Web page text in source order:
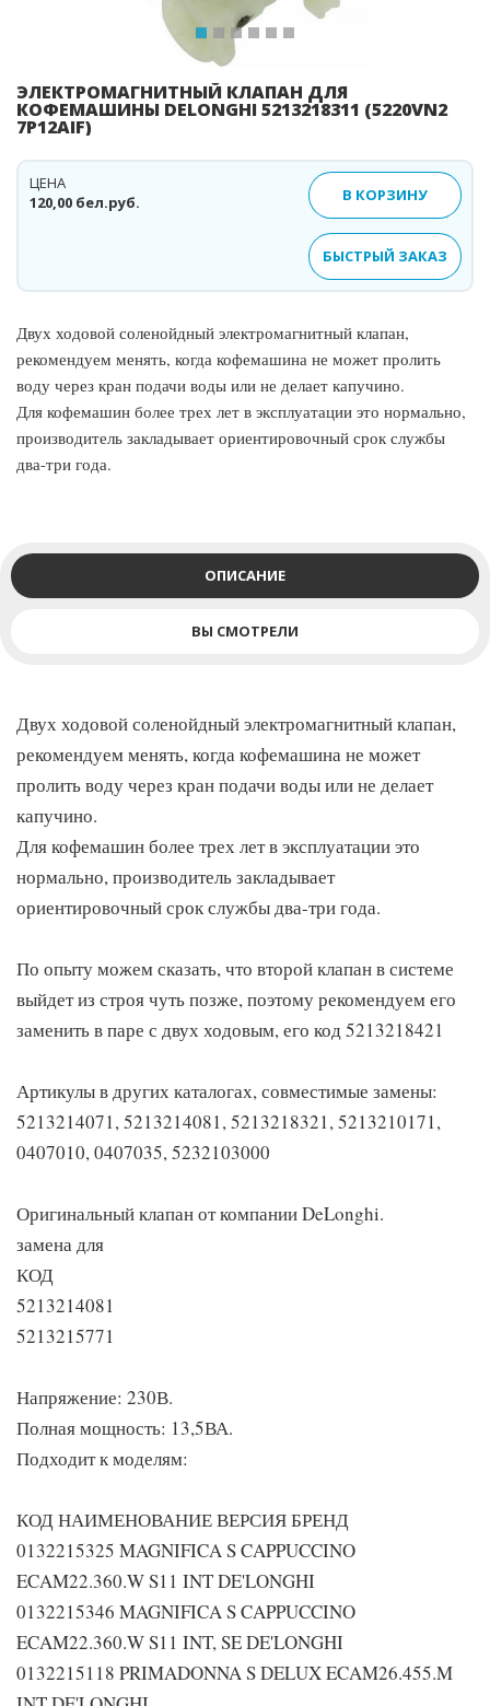
ЭЛЕКТРОМАГНИТНЫЙ КЛАПАН ДЛЯ
КОФЕМАШИНЫ DELONGHI 5213218311 (5220VN2
7P12AIF)
120,00 бел.руб.
ЦЕНА
В КОРЗИНУ
БЫСТРЫЙ ЗАКАЗ
Двух ходовой соленойдный электромагнитный клапан,
рекомендуем менять, когда кофемашина не может пролить
воду через кран подачи воды или не делает капучино.
Для кофемашин более трех лет в эксплуатации это нормально,
производитель закладывает ориентировочный срок службы
два-три года.
ОПИСАНИЕ
ВЫ СМОТРЕЛИ
Двух ходовой соленойдный электромагнитный клапан,
рекомендуем менять, когда кофемашина не может
пролить воду через кран подачи воды или не делает
капучино.
Для кофемашин более трех лет в эксплуатации это
нормально, производитель закладывает
ориентировочный срок службы два-три года.
По опыту можем сказать, что второй клапан в системе
выйдет из строя чуть позже, поэтому рекомендуем его
заменить в паре с двух ходовым, его код 5213218421
Артикулы в других каталогах, совместимые замены:
5213214071, 5213214081, 5213218321, 5213210171,
0407010, 0407035, 5232103000
Оригинальный клапан от компании DeLonghi.
замена для
КОД
5213214081
5213215771
Напряжение: 230В.
Полная мощность: 13,5ВА.
Подходит к моделям:
КОД НАИМЕНОВАНИЕ ВЕРСИЯ БРЕНД
0132215325 MAGNIFICA S CAPPUCCINO
ECAM22.360.W S11 INT DE'LONGHI
0132215346 MAGNIFICA S CAPPUCCINO
ECAM22.360.W S11 INT, SE DE'LONGHI
0132215118 PRIMADONNA S DELUX ECAM26.455.M